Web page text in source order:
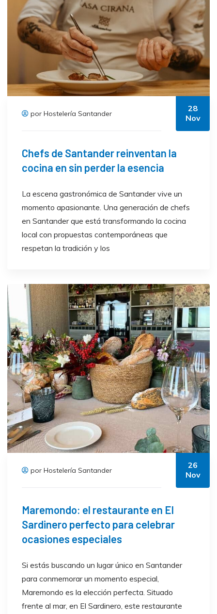
por Hostelería Santander
28
Nov
Chefs de Santander reinventan la
cocina en sin perder la esencia
La escena gastronómica de Santander vive un
momento apasionante. Una generación de chefs
en Santander que está transformando la cocina
local con propuestas contemporáneas que
respetan la tradición y los
por Hostelería Santander
26
Nov
Maremondo: el restaurante en El
Sardinero perfecto para celebrar
ocasiones especiales
Si estás buscando un lugar único en Santander
para conmemorar un momento especial,
Maremondo es la elección perfecta. Situado
frente al mar, en El Sardinero, este restaurante